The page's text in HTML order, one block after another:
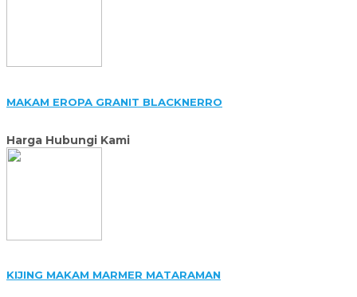
MAKAM EROPA GRANIT BLACKNERRO
Harga Hubungi Kami
KIJING MAKAM MARMER MATARAMAN